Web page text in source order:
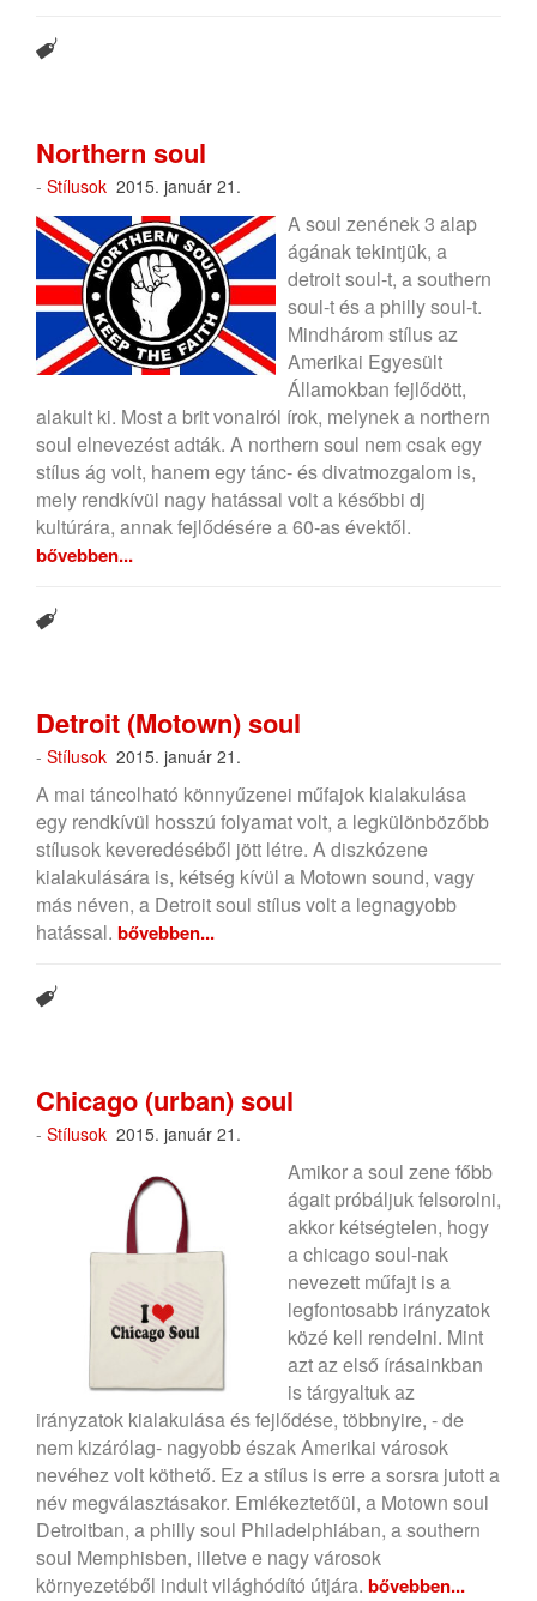
Northern soul
- Stílusok 2015. január 21.
A soul zenének 3 alap
ágának tekintjük, a
detroit soul-t, a southern
soul-t és a philly soul-t.
Mindhárom stílus az
Amerikai Egyesült
Államokban fejlődött,
alakult ki. Most a brit vonalról írok, melynek a northern
soul elnevezést adták. A northern soul nem csak egy
stílus ág volt, hanem egy tánc- és divatmozgalom is,
mely rendkívül nagy hatással volt a későbbi dj
kultúrára, annak fejlődésére a 60-as évektől.
bővebben...
Detroit (Motown) soul
- Stílusok 2015. január 21.
A mai táncolható könnyűzenei műfajok kialakulása
egy rendkívül hosszú folyamat volt, a legkülönbözőbb
stílusok keveredéséből jött létre. A diszkózene
kialakulására is, kétség kívül a Motown sound, vagy
más néven, a Detroit soul stílus volt a legnagyobb
hatással. bővebben...
Chicago (urban) soul
- Stílusok 2015. január 21.
Amikor a soul zene főbb
ágait próbáljuk felsorolni,
akkor kétségtelen, hogy
a chicago soul-nak
nevezett műfajt is a
legfontosabb irányzatok
közé kell rendelni. Mint
azt az első írásainkban
is tárgyaltuk az
irányzatok kialakulása és fejlődése, többnyire, - de
nem kizárólag- nagyobb észak Amerikai városok
nevéhez volt köthető. Ez a stílus is erre a sorsra jutott a
név megválasztásakor. Emlékeztetőül, a Motown soul
Detroitban, a philly soul Philadelphiában, a southern
soul Memphisben, illetve e nagy városok
környezetéből indult világhódító útjára. bővebben...